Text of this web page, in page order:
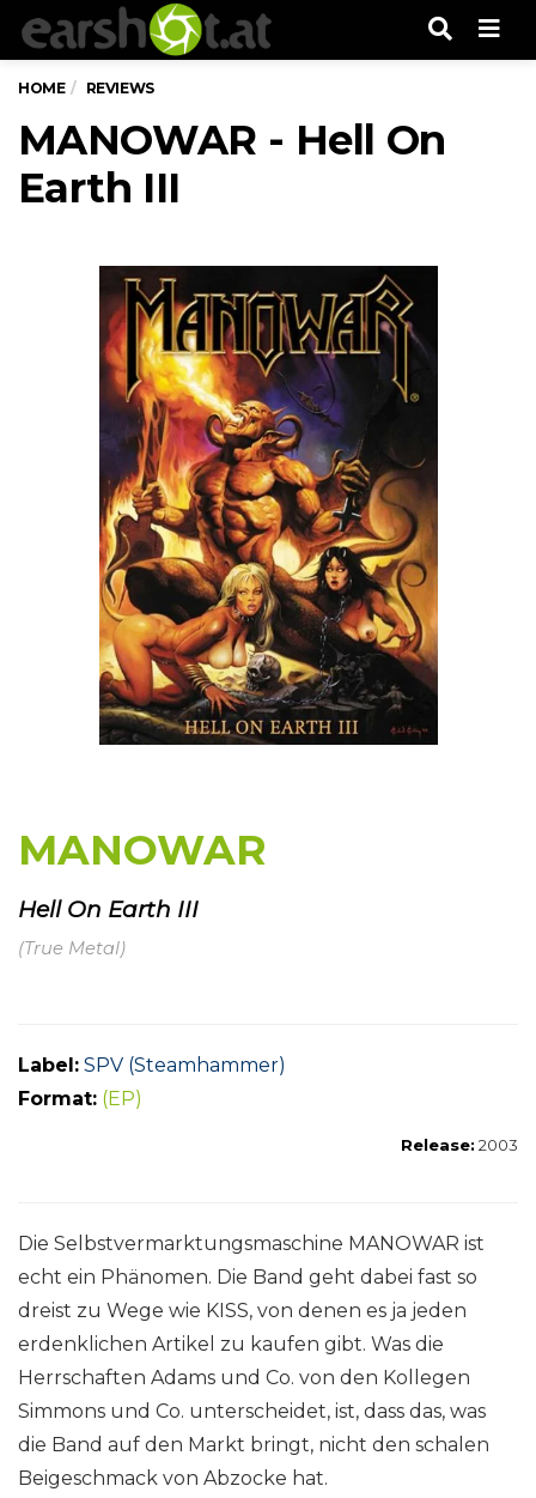
HOME REVIEWS
MANOWAR - Hell On
Earth III
MANOWAR
Hell On Earth III
(True Metal)
Label: SPV (Steamhammer)
Format: (EP)
Release: 2003
Die Selbstvermarktungsmaschine MANOWAR ist
echt ein Phänomen. Die Band geht dabei fast so
dreist zu Wege wie KISS, von denen es ja jeden
erdenklichen Artikel zu kaufen gibt. Was die
Herrschaften Adams und Co. von den Kollegen
Simmons und Co. unterscheidet, ist, dass das, was
die Band auf den Markt bringt, nicht den schalen
Beigeschmack von Abzocke hat.